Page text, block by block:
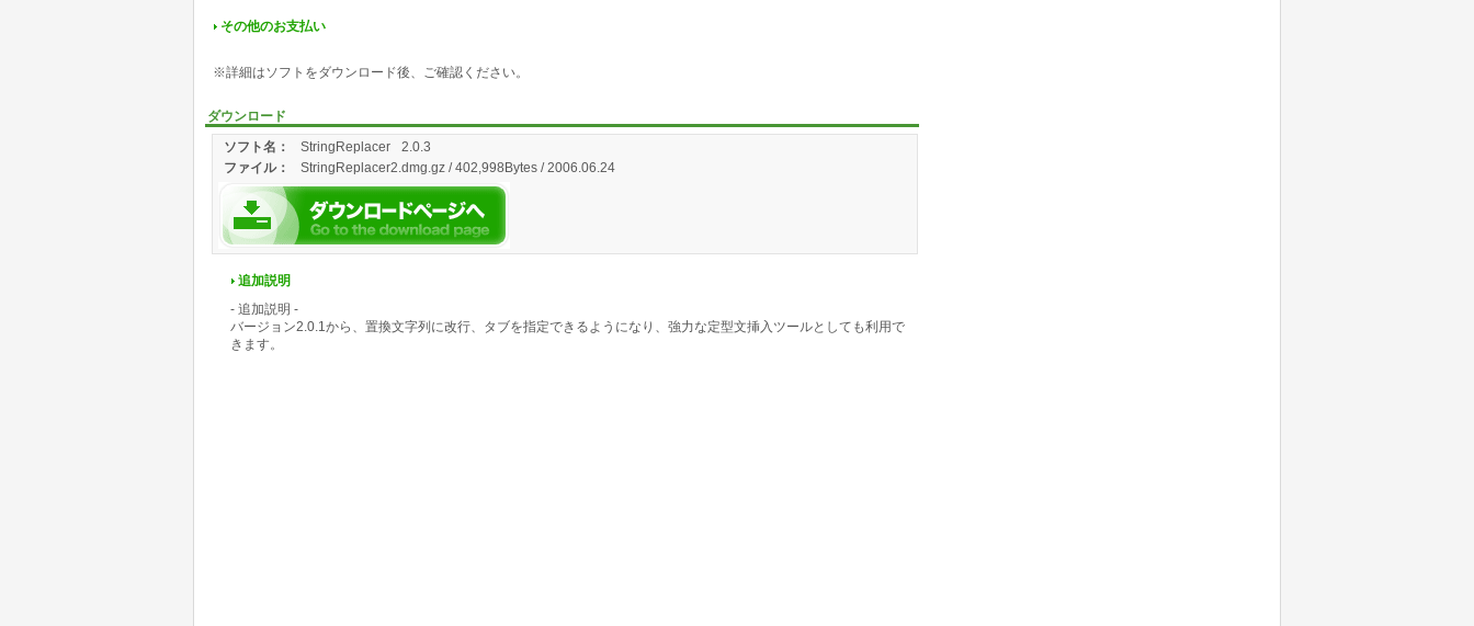
その他のお支払い
※詳細はソフトをダウンロード後、ご確認ください。
ダウンロード
ソフト名：
StringReplacer 2.0.3
ファイル： StringReplacer2.dmg.gz / 402,998Bytes / 2006.06.24
追加説明
- 追加説明 -
バージョン2.0.1から、置換文字列に改行、タブを指定できるようになり、強力な定型文挿入ツールとしても利用で
きます。